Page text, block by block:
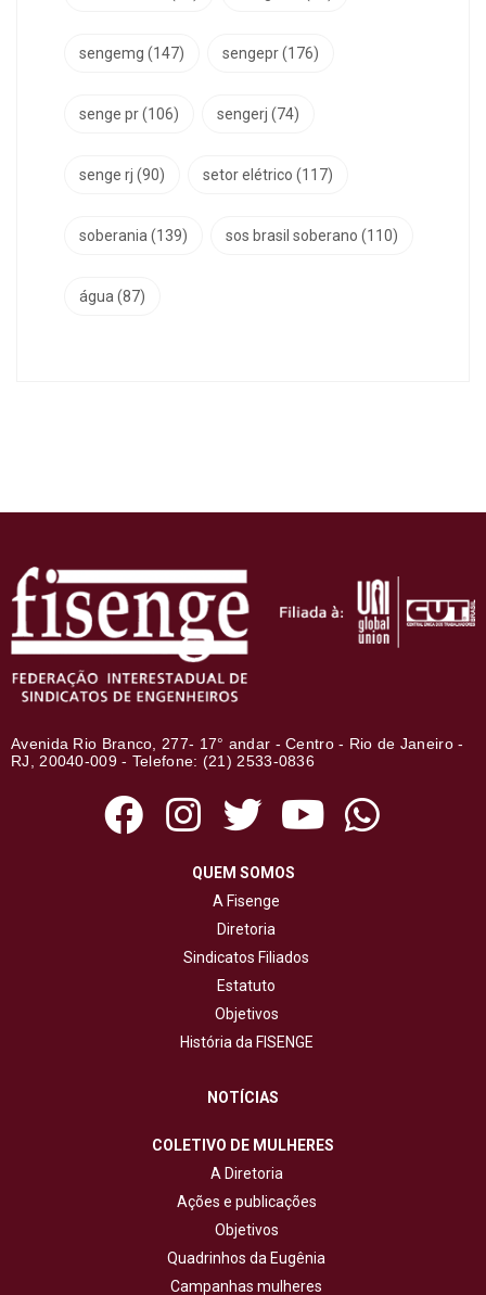
sengemg (147) sengepr(176)
senge pr(106) sengerj (74)
senge rj (90) setor elétrico (117)
soberania (139) sos brasil soberano (110)
água (87)
Avenida Rio Branco, 277- 17° andar - Centro - Rio de Janeiro -
RJ, 20040-009 - Telefone: (21) 2533-0836
QUEM SOMOS
A Fisenge
Diretoria
Sindicatos Filiados
Estatuto
Objetivos
História da FISENGE
NOTÍCIAS
COLETIVO DE MULHERES
A Diretoria
Ações e publicações
Objetivos
Quadrinhos da Eugênia
Campanhas mulheres